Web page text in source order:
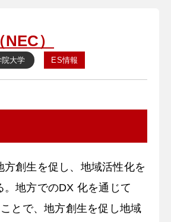
）
院大学 ES情報
方創生を促し、地域活性化を
。地方でのDX 化を通じて
とで、地方創生を促し地域